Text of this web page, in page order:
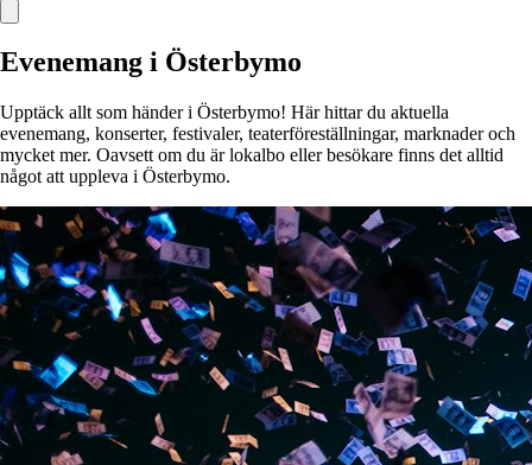
Evenemang i Österbymo
Upptäck allt som händer i Österbymo! Här hittar du aktuella
evenemang, konserter, festivaler, teaterföreställningar, marknader och
mycket mer. Oavsett om du är lokalbo eller besökare finns det alltid
något att uppleva i Österbymo.